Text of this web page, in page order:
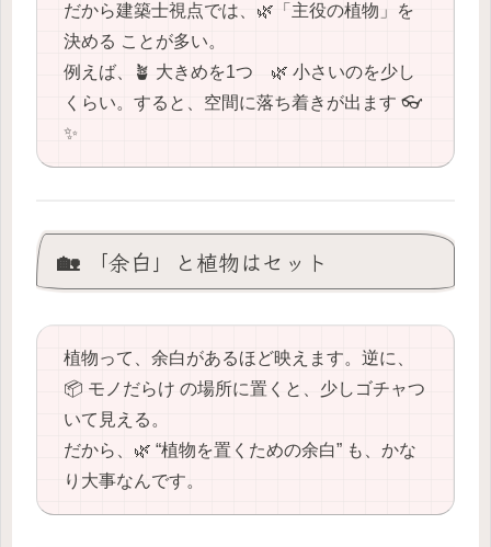
だから建築士視点では、🌿「主役の植物」を
決める ことが多い。
例えば、🪴 大きめを1つ 🌿 小さいのを少し
くらい。すると、空間に落ち着きが出ます 👓
✨
🏡 「余白」と植物はセット
植物って、余白があるほど映えます。逆に、
📦 モノだらけ の場所に置くと、少しゴチャつ
いて見える。
だから、🌿 “植物を置くための余白” も、かな
り大事なんです。